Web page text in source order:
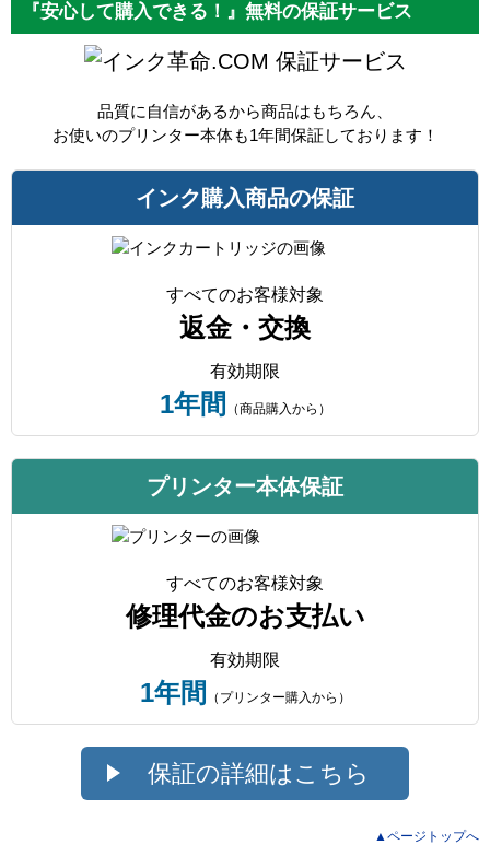
『安心して購入できる！』無料の保証サービス
保証サービス
品質に自信があるから商品はもちろん、
お使いのプリンター本体も1年間保証しております！
インク購入商品の保証
すべてのお客様対象
返金・交換
有効期限
1年間 （商品購入から）
プリンター本体保証
すべてのお客様対象
修理代金のお支払い
有効期限
1年間 （プリンター購入から）
保証の詳細はこちら
▲ページトップへ